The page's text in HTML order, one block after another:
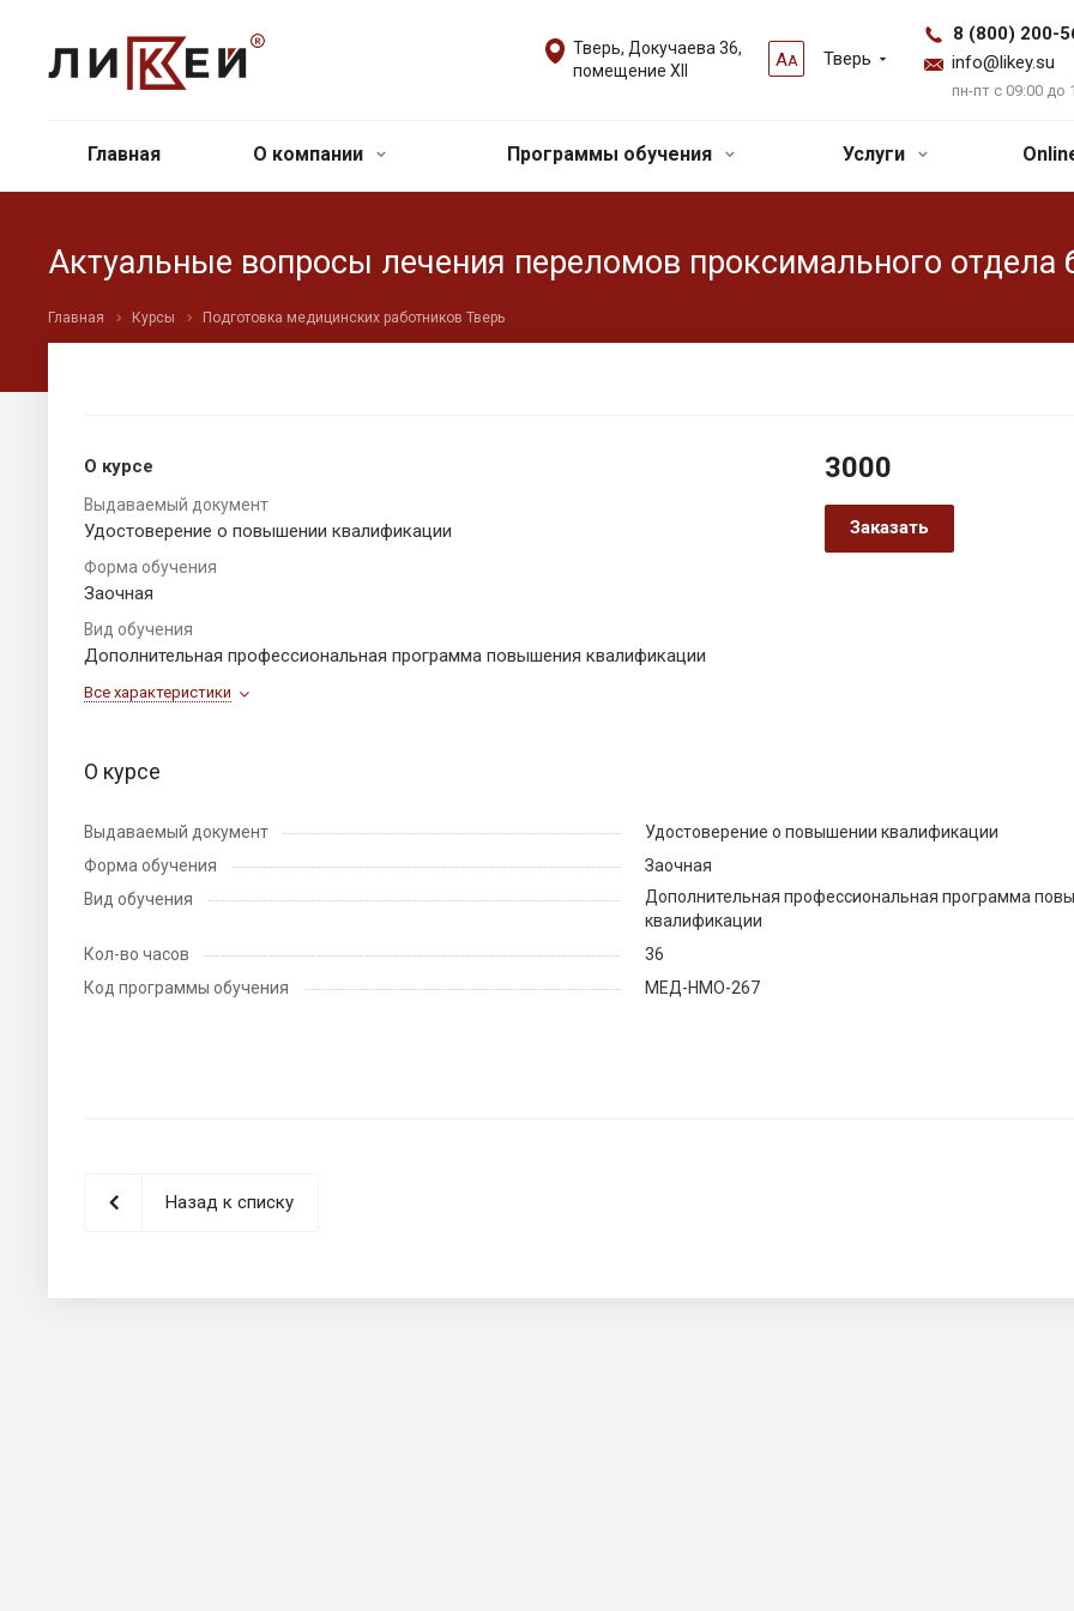
АА Тверь
8 (800) 200-
info@likey.su
пн-пт с 09:00 до
Тверь, Докучаева 36,
помещение XII
Главная О компании Программы обучения Услуги
Актуальные вопросы лечения переломов проксимального отдела
Главная Курсы Подготовка медицинских работников Тверь
О курсе
Выдаваемый документ
Удостоверение о повышении квалификации
Форма обучения
Заочная
Вид обучения
Дополнительная профессиональная программа повышения квалификации
Все характеристики
3000
Заказать
О курсе
Выдаваемый документ
Удостоверение о повышении квалификации
Форма обучения
Заочная
Вид обучения
Дополнительная профессиональная программа
квалификации
Кол-во часов
36
Код программы обучения
МЕД-НМО-267
Назад к списку